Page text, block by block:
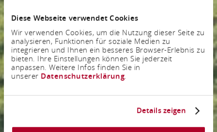
Diese Webseite verwendet Cookies
Wir verwenden Cookies, um die Nutzung dieser Seite zu
analysieren, Funktionen für soziale Medien zu
integrieren und Ihnen ein besseres Browser-Erlebnis zu
bieten. Ihre Einstellungen können Sie jederzeit
anpassen. Weitere Infos finden Sie in
unserer Datenschutzerklärung.
Details zeigen